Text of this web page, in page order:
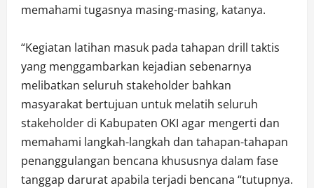
memahami tugasnya masing-masing, katanya.
“Kegiatan latihan masuk pada tahapan drill taktis
yang menggambarkan kejadian sebenarnya
melibatkan seluruh stakeholder bahkan
masyarakat bertujuan untuk melatih seluruh
stakeholder di Kabupaten OKI agar mengerti dan
memahami langkah-langkah dan tahapan-tahapan
penanggulangan bencana khususnya dalam fase
tanggap darurat apabila terjadi bencana “tutupnya.